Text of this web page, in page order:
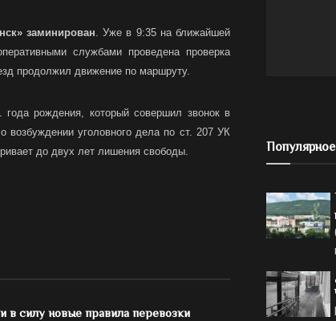
заминирован . Уже в 9:35 на ближайшей
службами проведена проверка
продолжил движение по маршруту.
года рождения, который совершил звонок в
возбуждении уголовного дела по ст. 207 УК
до двух лет лишения свободы.
в силу новые правила перевозки